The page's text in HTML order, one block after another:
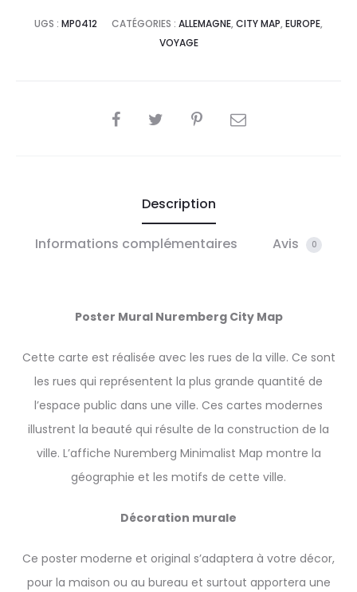
UGS : MP0412 CATÉGORIES : ALLEMAGNE, CITY MAP, EUROPE,
VOYAGE
SHARE
Description
Informations complémentaires Avis 0
Poster Mural Nuremberg City Map
Cette carte est réalisée avec les rues de la ville. Ce sont
les rues qui représentent la plus grande quantité de
l’espace public dans une ville. Ces cartes modernes
illustrent la beauté qui résulte de la construction de la
ville. L’affiche Nuremberg Minimalist Map montre la
géographie et les motifs de cette ville.
Décoration murale
Ce poster moderne et original s’adaptera à votre décor,
pour la maison ou au bureau et surtout apportera une